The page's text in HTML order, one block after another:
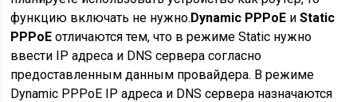
функцию включать не нужно.Dynamic PPPoE иStatic
PPPoE отличаются тем, что в режиме Static нужно
ввести IP адреса и DNS сервера согласно
предоставленным данным провайдера. В режиме
Dynamic PPPoE IP адреса и DNS сервера назначаются